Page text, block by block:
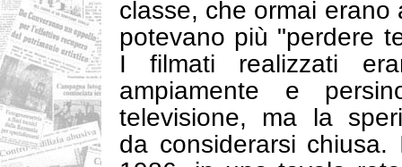
classe, che ormai erano
potevano più "perdere
I filmati realizzati
ampiamente e
televisione, ma la
da considerarsi